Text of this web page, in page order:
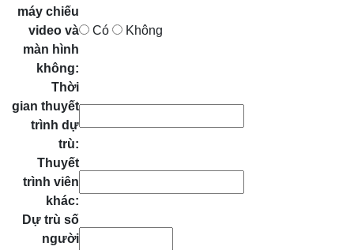
máy chiếu
video và
màn hình
không:
Có Không
Thời
gian thuyết
trình dự
trù:
Thuyết
trình viên
khác:
Dự trù số
người